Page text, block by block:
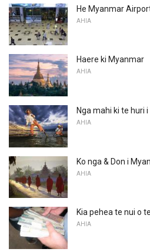
He Myanmar
AHIA
Haere ki Myanmar
AHIA
Nga mahi ki te huri
AHIA
Ko nga & Don i
AHIA
Kia pehea te nui o
AHIA